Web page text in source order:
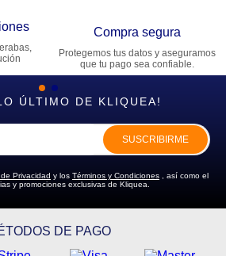
Compra segura
Protegemos tus datos y aseguramos
que tu pago sea confiable.
ÚLTIMO DE KLIQUEA!
SUSCRIBIRME
Privacidad y los Términos y Condiciones , así como el
y promociones exclusivas de Kliquea.
DE PAGO